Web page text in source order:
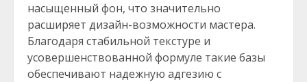
насыщенный фон, что значительно
расширяет дизайн-возможности мастера.
Благодаря стабильной текстуре и
усовершенствованной формуле такие базы
обеспечивают надежную адгезию с